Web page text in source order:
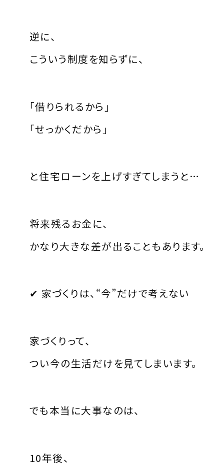
逆に、
こういう制度を知らずに、
「借りられるから」
「せっかくだから」
と住宅ローンを上げすぎてしまうと…
将来残るお金に、
かなり大きな差が出ることもあります。
✔ 家づくりは、“今”だけで考えない
家づくりって、
つい今の生活だけを見てしまいます。
でも本当に大事なのは、
10年後、